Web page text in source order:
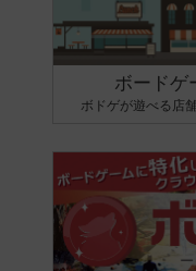
ボードゲ
ボドゲが遊べる店